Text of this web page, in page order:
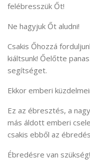
felébresszük Őt!
Ne hagyjuk Őt aludni!
Csakis Őhozzá
kiáltsunk! Őelőtte
segítséget.
Ekkor emberi
Ez az ébresztés, a
más áldott emberi
csakis ebből az
Ébredésre van szükség!